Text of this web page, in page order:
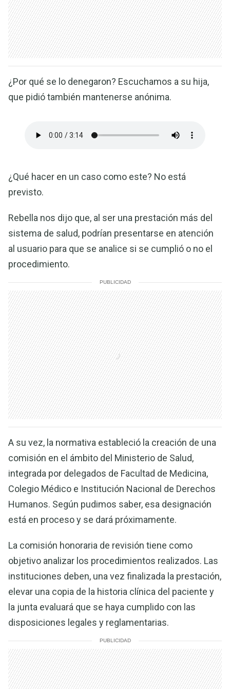
¿Por qué se lo denegaron? Escuchamos a su hija,
que pidió también mantenerse anónima.
¿Qué hacer en un caso como este? No está
previsto.
Rebella nos dijo que, al ser una prestación más del
sistema de salud, podrían presentarse en atención
al usuario para que se analice si se cumplió o no el
procedimiento.
PUBLICIDAD
A su vez, la normativa estableció la creación de una
comisión en el ámbito del Ministerio de Salud,
integrada por delegados de Facultad de Medicina,
Colegio Médico e Institución Nacional de Derechos
Humanos. Según pudimos saber, esa designación
está en proceso y se dará próximamente.
La comisión honoraria de revisión tiene como
objetivo analizar los procedimientos realizados. Las
instituciones deben, una vez finalizada la prestación,
elevar una copia de la historia clínica del paciente y
la junta evaluará que se haya cumplido con las
disposiciones legales y reglamentarias.
PUBLICIDAD